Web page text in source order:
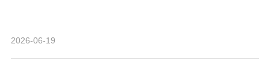
2026-06-19